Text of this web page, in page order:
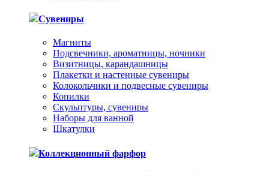
Сувениры
Магниты
Подсвечники, ароматницы, ночники
Визитницы, карандашницы
Плакетки и настенные сувениры
Колокольчики и подвесные сувениры
Копилки
Скульптуры, сувениры
Наборы для ванной
Шкатулки
Коллекционный фарфор